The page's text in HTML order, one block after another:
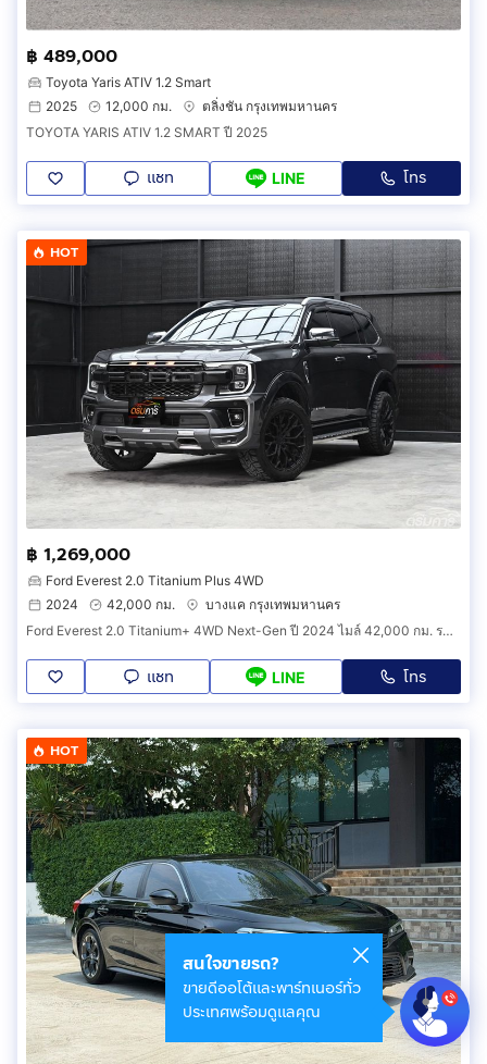
฿ 489,000
Toyota Yaris ATIV 1.2 Smart
2025
12,000 กม.
ตลิ่งชัน กรุงเทพมหานคร
TOYOTA YARIS ATIV 1.2 SMART ปี 2025
แชท LINE โทร
HOT
฿ 1,269,000
Ford Everest 2.0 Titanium Plus 4WD
2024
42,000 กม.
บางแค กรุงเทพมหานคร
Ford Everest 2.0 Titanium+ 4WD Next-Gen ปี 2024 ไมล์ 42,000 กม. รหัสสินค้า EIE
แชท LINE โทร
HOT
สนใจขายรถ?
ขายดีออโต้และพาร์ทเนอร์ทั่ว
ประเทศพร้อมดูแลคุณ